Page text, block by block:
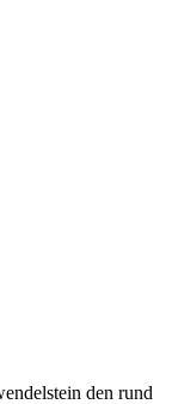
den rund